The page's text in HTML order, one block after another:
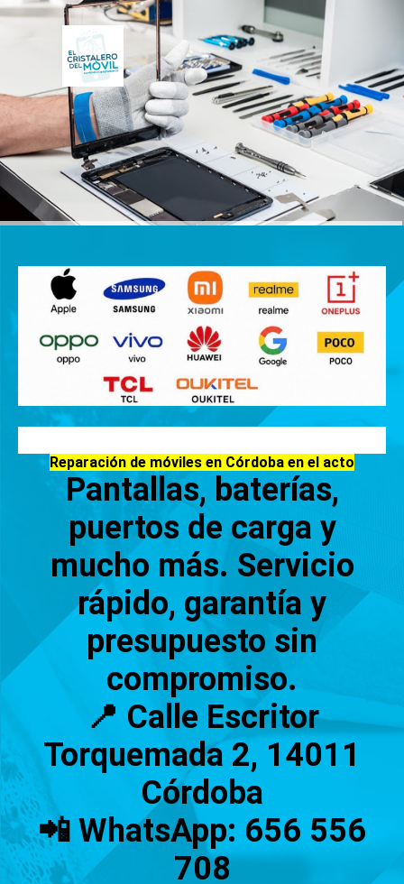
Reparación de móviles en Córdoba en el acto
Pantallas, baterías,
puertos de carga y
mucho más. Servicio
rápido, garantía y
presupuesto sin
compromiso.
📍 Calle Escritor
Torquemada 2, 14011
Córdoba
📲 WhatsApp: 656 556
708